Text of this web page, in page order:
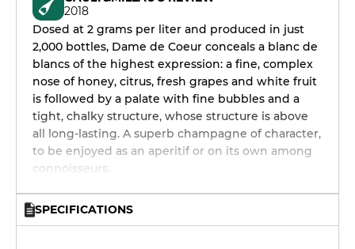
2018
Dosed at 2 grams per liter and produced in just
2,000 bottles, Dame de Coeur conceals a blanc de
blancs of the highest expression: a fine, complex
nose of honey, citrus, fresh grapes and white fruit
is followed by a palate with fine bubbles and a
tight, chalky structure, whose structure is above
all long-lasting. A superb champagne of character,
to be enjoyed as an aperitif or on its own among
connoisseurs.
SPECIFICATIONS